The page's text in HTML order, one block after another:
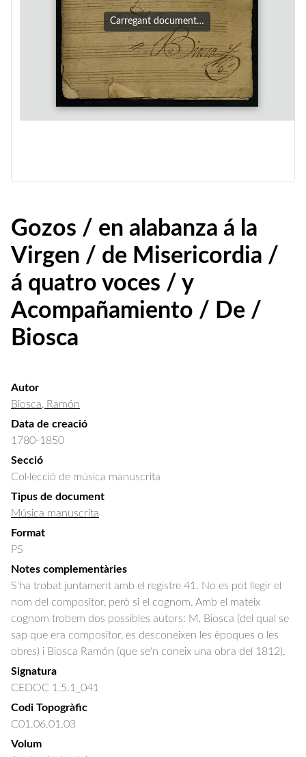
Carregant document…
Gozos / en alabanza á la
Virgen / de Misericordia /
á quatro voces / y
Acompañamiento / De /
Biosca
Autor
Biosca, Ramón
Data de creació
1780-1850
Secció
Col·lecció de música manuscrita
Tipus de document
Música manuscrita
Format
PS
Notes complementàries
S'ha trobat juntament amb el registre 41. No es pot llegir el
nom del compositor, però si el cognom. Amb el mateix
cognom trobem dos possibles autors: M. Biosca (del qual se
sap que era compositor, es desconeixen les èpoques o les
obres) i Biosca Ramón (que se'n coneix una obra del 1812).
Signatura
CEDOC 1.5.1_041
Codi Topogràfic
C01.06.01.03
Volum